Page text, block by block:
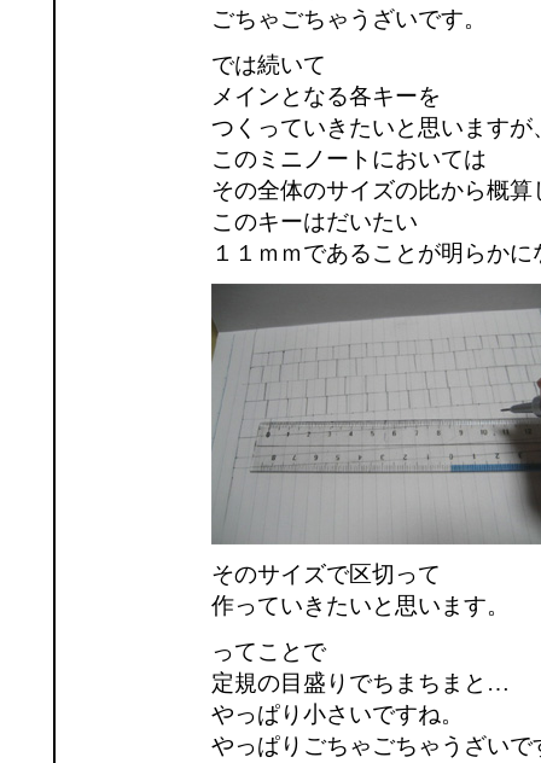
ごちゃごちゃうざいです。
では続いて
メインとなる各キーを
つくっていきたいと思いますが
このミニノートにおいては
その全体のサイズの比から概算
このキーはだいたい
１１ｍｍであることが明らかに
そのサイズで区切って
作っていきたいと思います。
ってことで
定規の目盛りでちまちまと…
やっぱり小さいですね。
やっぱりごちゃごちゃうざいで